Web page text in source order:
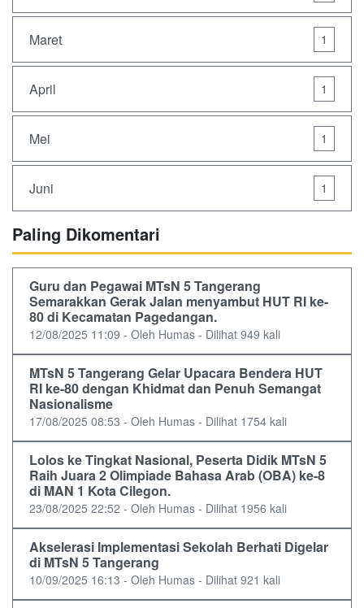
Maret 1
April 1
Mei 1
Juni 1
Paling Dikomentari
Guru dan Pegawai MTsN 5 Tangerang
Semarakkan Gerak Jalan menyambut HUT RI ke-
80 di Kecamatan Pagedangan.
12/08/2025 11:09 - Oleh Humas - Dilihat 949 kali
MTsN 5 Tangerang Gelar Upacara Bendera HUT
RI ke-80 dengan Khidmat dan Penuh Semangat
Nasionalisme
17/08/2025 08:53 - Oleh Humas - Dilihat 1754 kali
Lolos ke Tingkat Nasional, Peserta Didik MTsN 5
Raih Juara 2 Olimpiade Bahasa Arab (OBA) ke-8
di MAN 1 Kota Cilegon.
23/08/2025 22:52 - Oleh Humas - Dilihat 1956 kali
Akselerasi Implementasi Sekolah Berhati Digelar
di MTsN 5 Tangerang
10/09/2025 16:13 - Oleh Humas - Dilihat 921 kali